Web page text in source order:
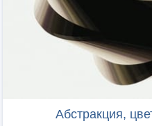
Абстракция,